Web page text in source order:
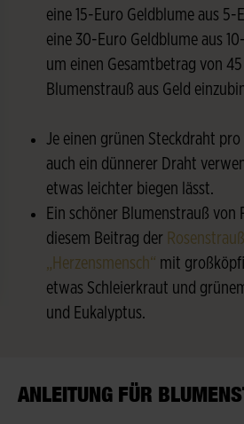
eine 15-Euro Geldblume aus 5-
eine 30-Euro Geldblume aus
um einen Gesamtbetrag von
Blumenstrauß aus Geld
Je einen grünen Steckdraht pro
auch ein dünnerer Draht
etwas leichter biegen lässt.
Ein schöner Blumenstrauß von
diesem Beitrag der Rosenstrauß
„Herzensmensch“ mit
etwas Schleierkraut und
und Eukalyptus.
ANLEITUNG FÜR